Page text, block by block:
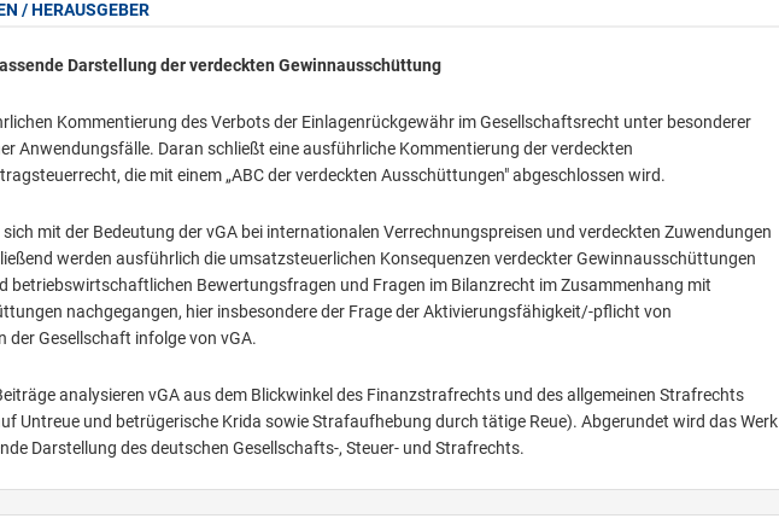
/ HERAUSGEBER
Darstellung der verdeckten Gewinnausschüttung
Kommentierung des Verbots der Einlagenrückgewähr im Gesellschaftsrecht unter besonderer
Anwendungsfälle. Daran schließt eine ausführliche Kommentierung der verdeckten
die mit einem „ABC der verdeckten Ausschüttungen" abgeschlossen wird.
mit der Bedeutung der vGA bei internationalen Verrechnungspreisen und verdeckten Zuwendungen
werden ausführlich die umsatzsteuerlichen Konsequenzen verdeckter Gewinnausschüttungen
betriebswirtschaftlichen Bewertungsfragen und Fragen im Bilanzrecht im Zusammenhang mit
nachgegangen, hier insbesondere der Frage der Aktivierungsfähigkeit/-pflicht von
der Gesellschaft infolge von vGA.
analysieren vGA aus dem Blickwinkel des Finanzstrafrechts und des allgemeinen Strafrechts
Untreue und betrügerische Krida sowie Strafaufhebung durch tätige Reue). Abgerundet wird das Werk
Darstellung des deutschen Gesellschafts-, Steuer- und Strafrechts.